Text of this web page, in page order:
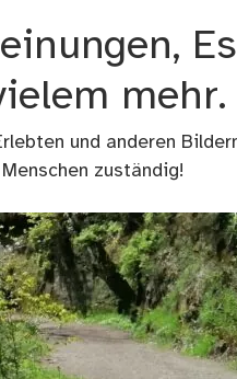
mehr.
und anderen
zuständig!